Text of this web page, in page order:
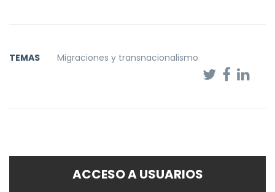
TEMAS Migraciones y transnacionalismo
ACCESO A USUARIOS